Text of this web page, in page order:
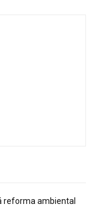
reforma ambiental